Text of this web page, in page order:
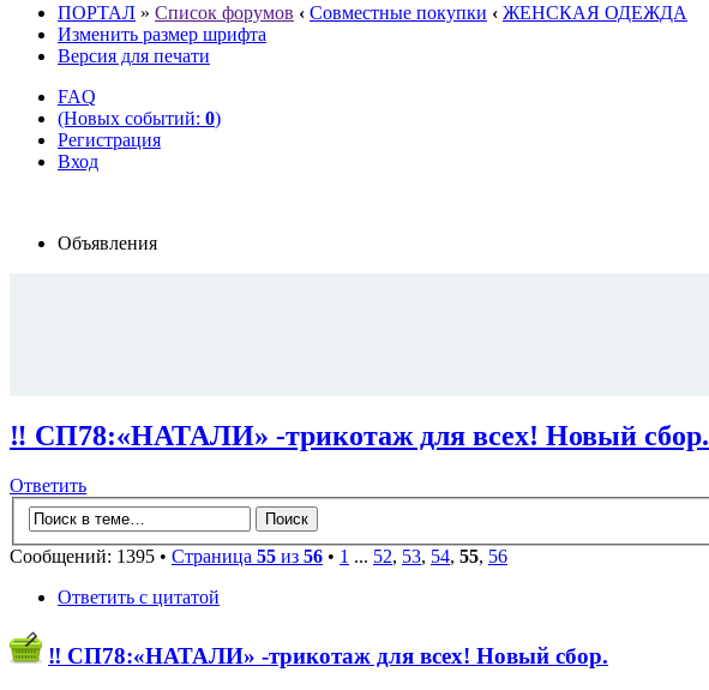
ПОРТАЛ » Список форумов ‹ Совместные покупки ‹ ЖЕНСКАЯ ОДЕЖДА
Изменить размер шрифта
Версия для печати
FAQ
(Новых событий: 0)
Регистрация
Вход
Объявления
‼ СП78:«НАТАЛИ» -трикотаж для всех! Новый сбор.
Ответить
Сообщений: 1395 • Страница 55 из 56 • 1 ... 52, 53, 54, 55, 56
Ответить с цитатой
‼ СП78:«НАТАЛИ» -трикотаж для всех! Новый сбор.